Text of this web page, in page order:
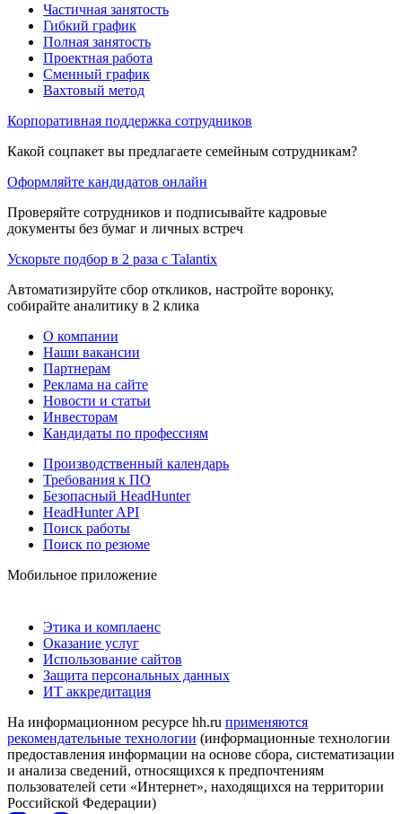
Частичная занятость
Гибкий график
Полная занятость
Проектная работа
Сменный график
Вахтовый метод
Корпоративная поддержка сотрудников
Какой соцпакет вы предлагаете семейным сотрудникам?
Оформляйте кандидатов онлайн
Проверяйте сотрудников и подписывайте кадровые
документы без бумаг и личных встреч
Ускорьте подбор в 2 раза с Talantix
Автоматизируйте сбор откликов, настройте воронку,
собирайте аналитику в 2 клика
О компании
Наши вакансии
Партнерам
Реклама на сайте
Новости и статьи
Инвесторам
Кандидаты по профессиям
Производственный календарь
Требования к ПО
Безопасный HeadHunter
HeadHunter API
Поиск работы
Поиск по резюме
Мобильное приложение
Этика и комплаенс
Оказание услуг
Использование сайтов
Защита персональных данных
ИТ аккредитация
На информационном ресурсе hh.ru применяются
рекомендательные технологии (информационные технологии
предоставления информации на основе сбора, систематизации
и анализа сведений, относящихся к предпочтениям
пользователей сети «Интернет», находящихся на территории
Российской Федерации)